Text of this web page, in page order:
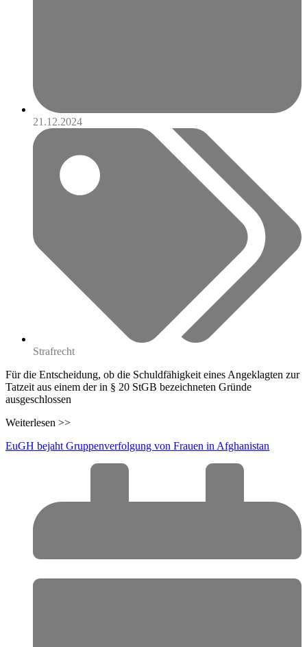
21.12.2024
Strafrecht
Für die Entscheidung, ob die Schuldfähigkeit eines Angeklagten zur
Tatzeit aus einem der in § 20 StGB bezeichneten Gründe
ausgeschlossen
Weiterlesen >>
EuGH bejaht Gruppenverfolgung von Frauen in Afghanistan